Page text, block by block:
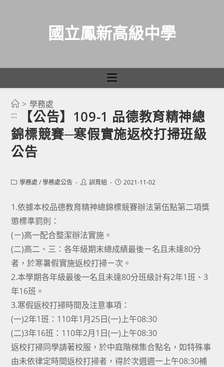
國立鳳新高級中學
> 學務處
:::
【公告】109-1 品德教育精神總
錦標競賽─寒假實施返校打掃班級
公告
Post學務處 / 學務處公告
Post訓育組
Post2021-11-02
1.依據本校品德教育精神總錦標競賽辦法第伍點第二項獎
懲標準罰則：
(ㄧ)高一配合整潔辦法實施。
(二)高二、三：各年級期末總成績最後ㄧ名且未達80分
者，於寒暑假實施返校打掃ㄧ次。
2.本學期各年級最後一名且未達80分班級計有2年1班、3
年16班。
3.寒假返校打掃時間及注意事項：
(一)2年1班：110年1月25日(一)上午08:30
(二)3年16班：110年2月1日(一)上午08:30
返校打掃同學請著校服，於中庭階梯集合點名，如特殊事
由未依律定時間返校打掃者，得於次週週一上午08:30補